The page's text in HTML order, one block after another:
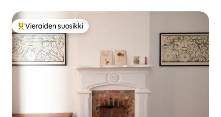
Vieraiden suosikkien parhaimmistoa
Vieraiden suosikki